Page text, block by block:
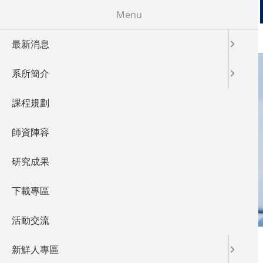
Menu
最新消息
系所簡介
課程規劃
師資陣容
研究成果
下載專區
活動交流
新鮮人專區